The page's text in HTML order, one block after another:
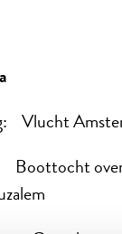
Vlucht
Boottocht